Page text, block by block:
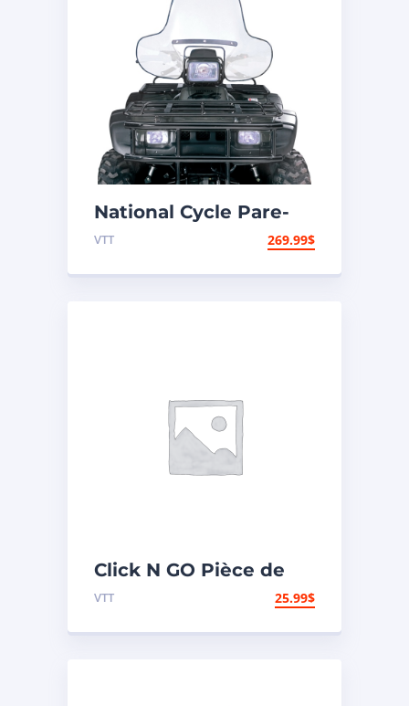
National Cycle Pare-
brise VTT Honda,
VTT 269.99$
Click N GO Pièce de
remplacement
d’actuator de pelle
VTT 25.99$